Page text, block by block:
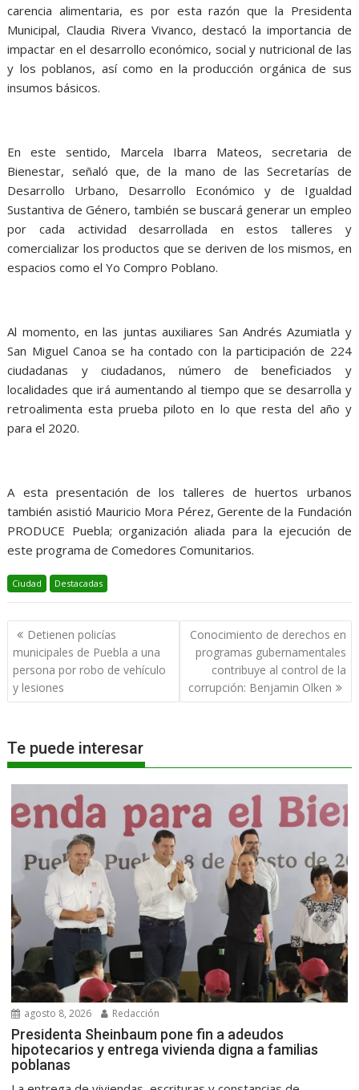
carencia alimentaria, es por esta razón que la Presidenta
Municipal, Claudia Rivera Vivanco, destacó la importancia de
impactar en el desarrollo económico, social y nutricional de las
y los poblanos, así como en la producción orgánica de sus
insumos básicos.
En este sentido, Marcela Ibarra Mateos, secretaria de
Bienestar, señaló que, de la mano de las Secretarías de
Desarrollo Urbano, Desarrollo Económico y de Igualdad
Sustantiva de Género, también se buscará generar un empleo
por cada actividad desarrollada en estos talleres y
comercializar los productos que se deriven de los mismos, en
espacios como el Yo Compro Poblano.
Al momento, en las juntas auxiliares San Andrés Azumiatla y
San Miguel Canoa se ha contado con la participación de 224
ciudadanas y ciudadanos, número de beneficiados y
localidades que irá aumentando al tiempo que se desarrolla y
retroalimenta esta prueba piloto en lo que resta del año y
para el 2020.
A esta presentación de los talleres de huertos urbanos
también asistió Mauricio Mora Pérez, Gerente de la Fundación
PRODUCE Puebla; organización aliada para la ejecución de
este programa de Comedores Comunitarios.
Ciudad Destacadas
Navegación
de
entradas
Detienen policías
municipales de Puebla a una
persona por robo de vehículo
y lesiones
Conocimiento de derechos en
programas gubernamentales
contribuye al control de la
corrupción: Benjamin Olken
Te puede interesar
agosto 8, 2026 Redacción
Presidenta Sheinbaum pone fin a adeudos
hipotecarios y entrega vivienda digna a familias
poblanas